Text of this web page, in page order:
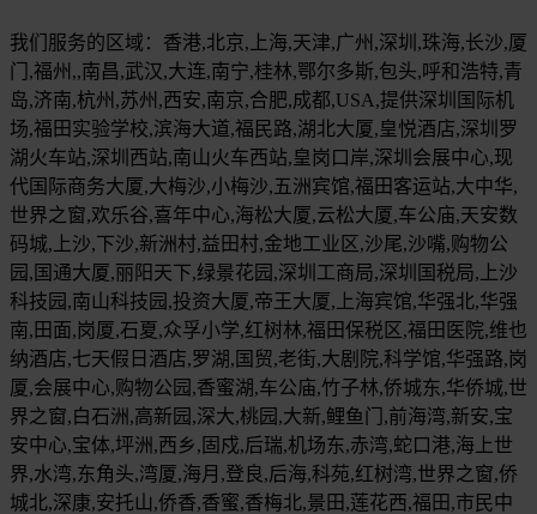
我们服务的区域：香港,北京,上海,天津,广州,深圳,珠海,长沙,厦
门,福州,,南昌,武汉,大连,南宁,桂林,鄂尔多斯,包头,呼和浩特,青
岛,济南,杭州,苏州,西安,南京,合肥,成都,USA,提供深圳国际机
场,福田实验学校,滨海大道,福民路,湖北大厦,皇悦酒店,深圳罗
湖火车站,深圳西站,南山火车西站,皇岗口岸,深圳会展中心,现
代国际商务大厦,大梅沙,小梅沙,五洲宾馆,福田客运站,大中华,
世界之窗,欢乐谷,喜年中心,海松大厦,云松大厦,车公庙,天安数
码城,上沙,下沙,新洲村,益田村,金地工业区,沙尾,沙嘴,购物公
园,国通大厦,丽阳天下,绿景花园,深圳工商局,深圳国税局,上沙
科技园,南山科技园,投资大厦,帝王大厦,上海宾馆,华强北,华强
南,田面,岗厦,石夏,众孚小学,红树林,福田保税区,福田医院,维也
纳酒店,七天假日酒店,罗湖,国贸,老街,大剧院,科学馆,华强路,岗
厦,会展中心,购物公园,香蜜湖,车公庙,竹子林,侨城东,华侨城,世
界之窗,白石洲,高新园,深大,桃园,大新,鲤鱼门,前海湾,新安,宝
安中心,宝体,坪洲,西乡,固戍,后瑞,机场东,赤湾,蛇口港,海上世
界,水湾,东角头,湾厦,海月,登良,后海,科苑,红树湾,世界之窗,侨
城北,深康,安托山,侨香,香蜜,香梅北,景田,莲花西,福田,市民中